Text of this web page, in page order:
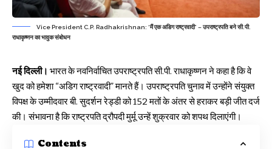
Vice President C.P. Radhakrishnan: ‘मैं एक अडिग राष्ट्रवादी’ – उपराष्ट्रपति बने सी.पी.
राधाकृष्णन का भावुक संबोधन
नई दिल्ली। भारत के नवनिर्वाचित उपराष्ट्रपति सी.पी. राधाकृष्णन ने कहा है कि वे
खुद को हमेशा “अडिग राष्ट्रवादी” मानते हैं। उपराष्ट्रपति चुनाव में उन्होंने संयुक्त
विपक्ष के उम्मीदवार बी. सुदर्शन रेड्डी को 152 मतों के अंतर से हराकर बड़ी जीत दर्ज
की। संभावना है कि राष्ट्रपति द्रौपदी मुर्मू उन्हें शुक्रवार को शपथ दिलाएंगी।
Contents